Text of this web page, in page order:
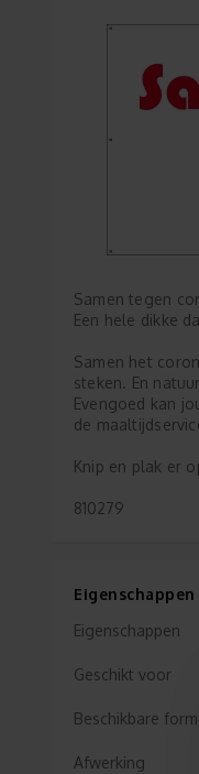
Samen tegen
Een hele dikke
Samen het
steken. En
Evengoed kan
de
Knip en plak er
810279
Eigenschappen
Geschikt voor
Beschikbare
Afwerking